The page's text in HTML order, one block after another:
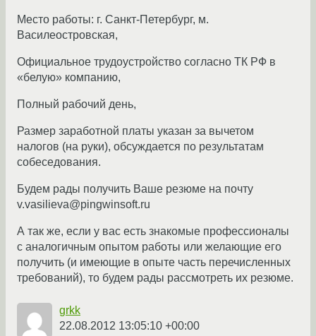
Место работы: г. Санкт-Петербург, м.
Василеостровская,
Официальное трудоустройство согласно ТК РФ в
«белую» компанию,
Полный рабочий день,
Размер заработной платы указан за вычетом
налогов (на руки), обсуждается по результатам
собеседования.
Будем рады получить Ваше резюме на почту
v.vasilieva@pingwinsoft.ru
А так же, если у вас есть знакомые профессионалы
с аналогичным опытом работы или желающие его
получить (и имеющие в опыте часть перечисленных
требований), то будем рады рассмотреть их резюме.
grkk
22.08.2012 13:05:10 +00:00